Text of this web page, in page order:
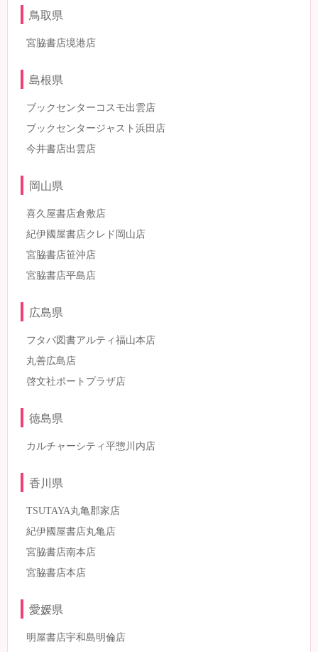
鳥取県
宮脇書店境港店
島根県
ブックセンターコスモ出雲店
ブックセンタージャスト浜田店
今井書店出雲店
岡山県
喜久屋書店倉敷店
紀伊國屋書店クレド岡山店
宮脇書店笹沖店
宮脇書店平島店
広島県
フタバ図書アルティ福山本店
丸善広島店
啓文社ポートプラザ店
徳島県
カルチャーシティ平惣川内店
香川県
TSUTAYA丸亀郡家店
紀伊國屋書店丸亀店
宮脇書店南本店
宮脇書店本店
愛媛県
明屋書店宇和島明倫店